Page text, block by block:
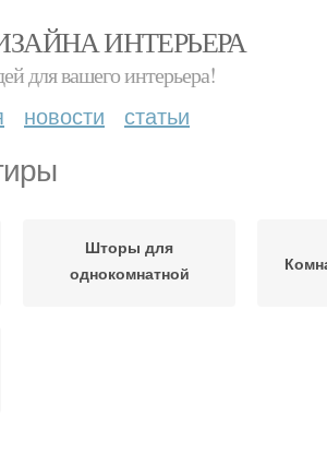
ИНТЕРЬЕРА
для вашего интерьера!
новости статьи
Шторы для
однокомнатной